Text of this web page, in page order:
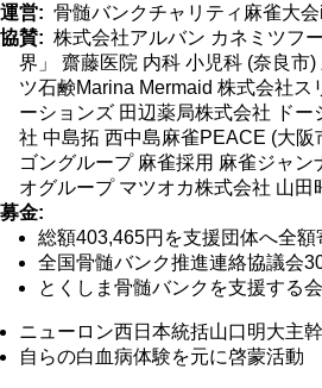
運営
骨髄バンクチャリティ麻雀大
協賛
株式会社アルバン カネミツフ
界」 齋藤医院 内科 小児科 (奈良市
ツ石鹸Marina Mermaid 株式会社ス
ーションズ 田辺薬局株式会社 ドー
社 中島拓 西中島麻雀PEACE (大阪
ゴングループ 麻雀採用 麻雀ジャン
オグループ マツオカ株式会社 山田
募金
総額403,465円を支援団体へ全額
全国骨髄バンク推進連絡協議会
とくしま骨髄バンクを支援する
ニューロン西日本統括山口明大主幹
自らの白血病体験を元に啓蒙活動